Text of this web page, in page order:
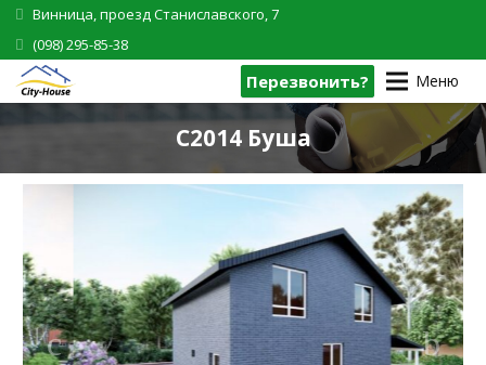
Винница, проезд Станиславского, 7
(098) 295-85-38
Перезвонить? Меню
C2014 Буша